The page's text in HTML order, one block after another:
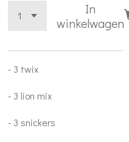
In
winkelwagen
- 3 twix
- 3 lion mix
- 3 snickers